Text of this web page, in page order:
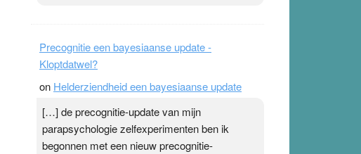
Precognitie een bayesiaanse update -
Kloptdatwel?
on Helderziendheid een bayesiaanse update
[…] de precognitie-update van mijn
parapsychologie zelfexperimenten ben ik
begonnen met een nieuw precognitie-